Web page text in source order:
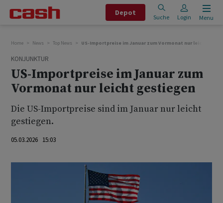
Depot
Suche Login Menu
Home News Top News US-Importpreise im Januar zum Vormonat nur leicht
KONJUNKTUR
US-Importpreise im Januar zum
Vormonat nur leicht gestiegen
Die US-Importpreise sind im Januar nur leicht
gestiegen.
05.03.2026 15:03